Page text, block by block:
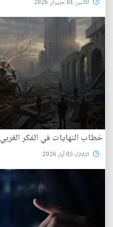
الأثنين 01 حزيران 2026
خطاب النهايات في الفكر الغربي
الثلاثاء 05 آيار 2026